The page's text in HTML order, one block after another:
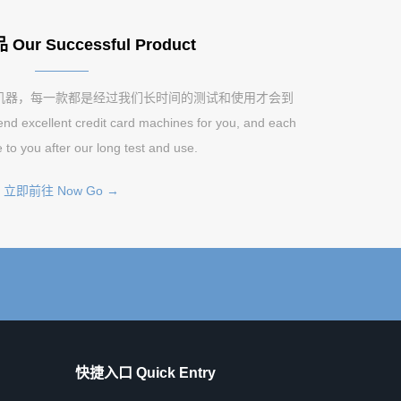
Our Successful Product
，每一款都是经过我们长时间的测试和使用才会到
excellent credit card machines for you, and each
to you after our long test and use.
立即前往 Now Go →
快捷入口 Quick Entry